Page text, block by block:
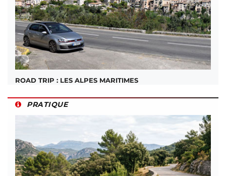
ROAD TRIP : LES ALPES MARITIMES
PRATIQUE